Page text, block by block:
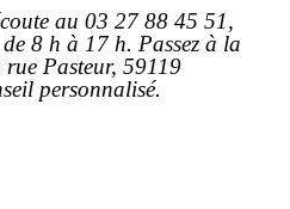
au 03 27 88 45 51,
8 h à 17 h. Passez à la
Pasteur, 59119
personnalisé.